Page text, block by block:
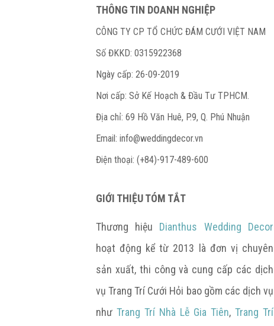
THÔNG TIN DOANH NGHIỆP
CÔNG TY CP TỔ CHỨC ĐÁM CƯỚI VIỆT NAM
Số ĐKKD: 0315922368
Ngày cấp: 26-09-2019
Nơi cấp: Sở Kế Hoạch & Đầu Tư TPHCM.
Địa chỉ: 69 Hồ Văn Huê, P.9, Q. Phú Nhuận
Email: info@weddingdecor.vn
Điện thoại: (+84)-917-489-600
GIỚI THIỆU TÓM TẮT
Thương hiệu Dianthus Wedding Decor
hoạt động kể từ 2013 là đơn vị chuyên
sản xuất, thi công và cung cấp các dịch
vụ Trang Trí Cưới Hỏi bao gồm các dịch vụ
như Trang Trí Nhà Lễ Gia Tiên, Trang Trí